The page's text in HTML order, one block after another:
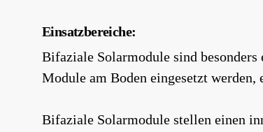
Einsatzbereiche:
Bifaziale Solarmodule sind
Module am Boden eingesetzt
Bifaziale Solarmodule stellen einen